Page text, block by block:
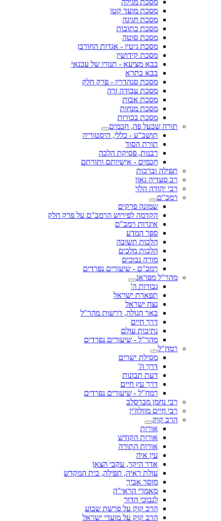
מסכת מגילה
מסכת מועד קטן
מסכת חגיגה
מסכת כתובות
מסכת סוטה
מסכת גיטין - אגדות החורבן
מסכת קידושין
בבא מציעא - תנורו של עכנאי
בבא בתרא
מסכת סנהדרין - פרק חלק
מסכת עבודה זרה
מסכת אבות
מסכת מנחות
מסכת בכורות
תורה שבעל פה, חכמים
תושב"ע - כללי, היסטוריה
תורת הסוד
רבנות, פסיקת הלכה
חכמים - אישיותם ותורתם
תפילה וברכות
רב סעדיה גאון
רבי יהודה הלוי
רמב"ם
שמונה פרקים
הקדמה לפירוש הרמב"ם על פרק חלק
איגרות רמב"ם
ספר המדע
הלכות תשובה
הלכות מלכים
מורה נבוכים
רמב"ם - שיעורים נפרדים
מהר"ל מפראג
גבורות ה'
תפארת ישראל
נצח ישראל
באר הגולה, דרשות מהר"ל
דרך חיים
נתיבות עולם
מהר"ל - שיעורים נפרדים
רמח"ל
מסילת ישרים
דרך ה'
דעת תבונות
דרך עץ חיים
רמח"ל - שיעורים נפרדים
רבי נחמן מברסלב
רבי חיים מוולוז'ין
הרב קוק
אורות
אורות הקודש
אורות התורה
עין איה
אדר היקר, עקבי הצאן
עולת ראיה, תפילה, בית המקדש
מוסר אביך
מאמרי הראי"ה
לנבוכי הדור
הרב קוק על פרשת שבוע
הרב קוק על מועדי ישראל